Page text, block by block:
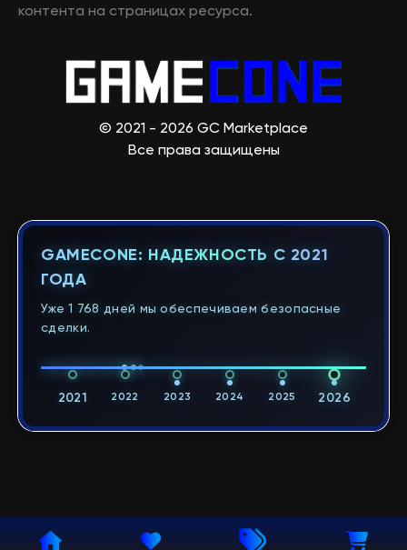
контента на страницах ресурса.
© 2021 - 2026 GC Marketplace
Все права защищены
GAMECONE: НАДЕЖНОСТЬ С 2021
ГОДА
Уже 1 768 дней мы обеспечиваем безопасные
сделки.
2021 2022 2023 2024 2025 2026